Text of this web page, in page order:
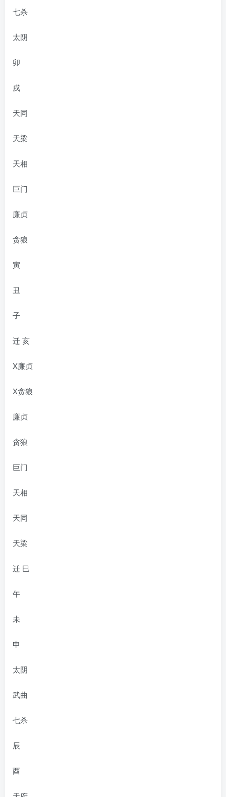
七杀
太阴
卯
戌
天同
天梁
天相
巨门
廉贞
贪狼
寅
丑
子
迁 亥
X廉贞
X贪狼
廉贞
贪狼
巨门
天相
天同
天梁
迁 巳
午
未
申
太阴
武曲
七杀
辰
酉